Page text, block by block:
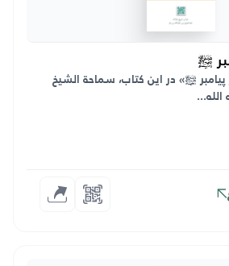
ﷺ
ﷺ» در این کتاب، سماحة الشیخ
الله...